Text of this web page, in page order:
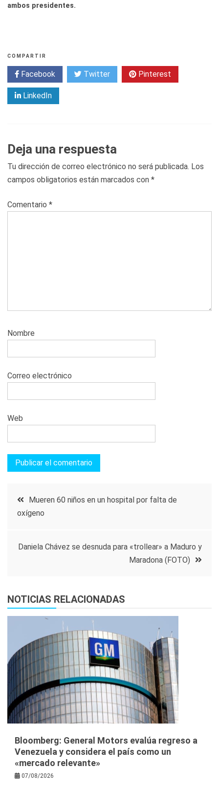
ambos presidentes.
COMPARTIR
Facebook Twitter Pinterest
LinkedIn
Deja una respuesta
Tu dirección de correo electrónico no será publicada. Los
campos obligatorios están marcados con *
Comentario *
Nombre
Correo electrónico
Web
Navegación
entradas
Mueren 60 niños en un hospital por falta de
oxígeno
Daniela Chávez se desnuda para «trollear» a Maduro y
Maradona (FOTO)
NOTICIAS RELACIONADAS
Bloomberg: General Motors evalúa regreso a
Venezuela y considera el país como un
«mercado relevante»
07/08/2026